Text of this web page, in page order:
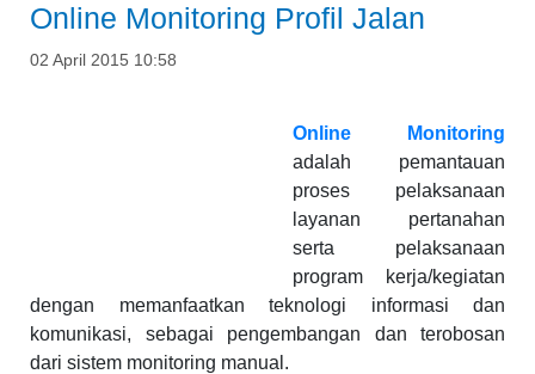
Online Monitoring Profil Jalan
02 April 2015 10:58
Online Monitoring
adalah pemantauan
proses pelaksanaan
layanan pertanahan
serta pelaksanaan
program kerja/kegiatan
dengan memanfaatkan teknologi informasi dan
komunikasi, sebagai pengembangan dan terobosan
dari sistem monitoring manual.